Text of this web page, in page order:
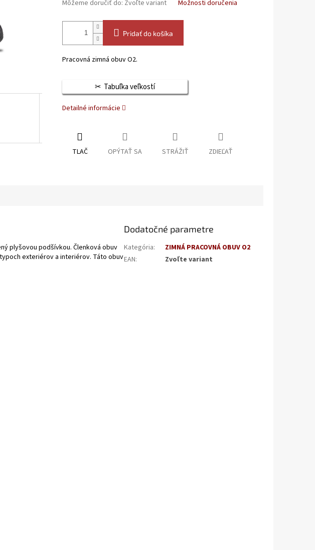
Môžeme doručiť do: Zvoľte variant Možnosti doručenia
Pridať do košíka
Pracovná zimná obuv O2.
Tabuľka veľkostí
Detailné informácie
TLAČ OPÝTAŤ SA STRÁŽIŤ ZDIEĽAŤ
plyšovou podšívkou. Členková obuv
exteriérov a interiérov. Táto obuv
Dodatočné parametre
Kategória:
ZIMNÁ PRACOVNÁ OBUV O2
EAN: Zvoľte variant